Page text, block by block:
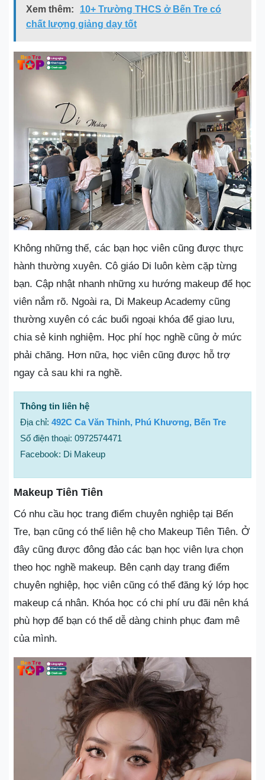
Xem thêm:
10+ Trường THCS ở Bến Tre có
chất lượng giảng dạy tốt
Không những thế, các bạn học viên cũng được thực
hành thường xuyên. Cô giáo Di luôn kèm cặp từng
bạn. Cập nhật nhanh những xu hướng makeup để học
viên nắm rõ. Ngoài ra, Di Makeup Academy cũng
thường xuyên có các buổi ngoại khóa để giao lưu,
chia sẻ kinh nghiệm. Học phí học nghề cũng ở mức
phải chăng. Hơn nữa, học viên cũng được hỗ trợ
ngay cả sau khi ra nghề.
Thông tin liên hệ
Địa chỉ: 492C Ca Văn Thỉnh, Phú Khương, Bến Tre
Số điện thoại: 0972574471
Facebook: Di Makeup
Makeup Tiên Tiên
Có nhu cầu học trang điểm chuyên nghiệp tại Bến
Tre, bạn cũng có thể liên hệ cho Makeup Tiên Tiên. Ở
đây cũng được đông đảo các bạn học viên lựa chọn
theo học nghề makeup. Bên cạnh dạy trang điểm
chuyên nghiệp, học viên cũng có thể đăng ký lớp học
makeup cá nhân. Khóa học có chi phí ưu đãi nên khá
phù hợp để bạn có thể dễ dàng chinh phục đam mê
của mình.